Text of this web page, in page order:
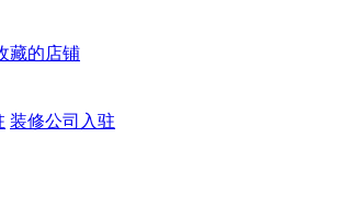
藏的店铺
装修公司入驻